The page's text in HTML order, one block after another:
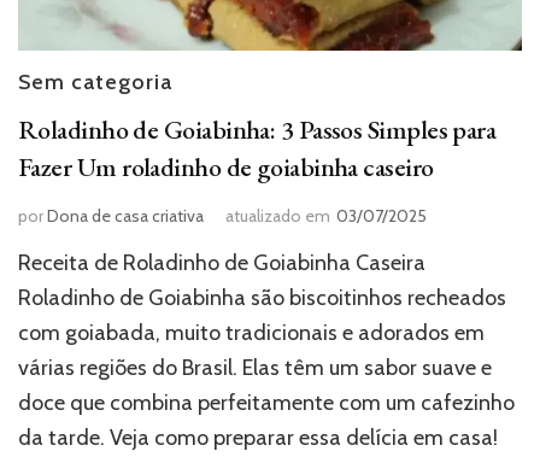
Sem categoria
Roladinho de Goiabinha: 3 Passos Simples para
Fazer Um roladinho de goiabinha caseiro
porDona de casa criativa atualizado em 03/07/2025
Receita de Roladinho de Goiabinha Caseira
Roladinho de Goiabinha são biscoitinhos recheados
com goiabada, muito tradicionais e adorados em
várias regiões do Brasil. Elas têm um sabor suave e
doce que combina perfeitamente com um cafezinho
da tarde. Veja como preparar essa delícia em casa!